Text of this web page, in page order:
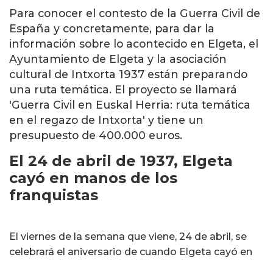
Para conocer el contesto de la Guerra Civil de
España y concretamente, para dar la
información sobre lo acontecido en Elgeta, el
Ayuntamiento de Elgeta y la asociación
cultural de Intxorta 1937 están preparando
una ruta temática. El proyecto se llamará
'Guerra Civil en Euskal Herria: ruta temática
en el regazo de Intxorta' y tiene un
presupuesto de 400.000 euros.
El 24 de abril de 1937, Elgeta
cayó en manos de los
franquistas
El viernes de la semana que viene, 24 de abril, se
celebrará el aniversario de cuando Elgeta cayó en